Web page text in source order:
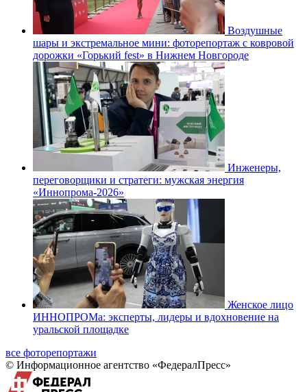
Воздушные
шары и экстремальное мини: фоторепортаж с ковровой
дорожки «Горький fest» в Нижнем Новгороде
Инженеры,
переговорщики и стратеги: мужская энергия
«Иннопрома-2026»
Женское лицо
ИННОПРОМа: эксперты, лидеры и вдохновение на
уральской площадке
все фоторепортажи
© Информационное агентство «ФедералПресс»